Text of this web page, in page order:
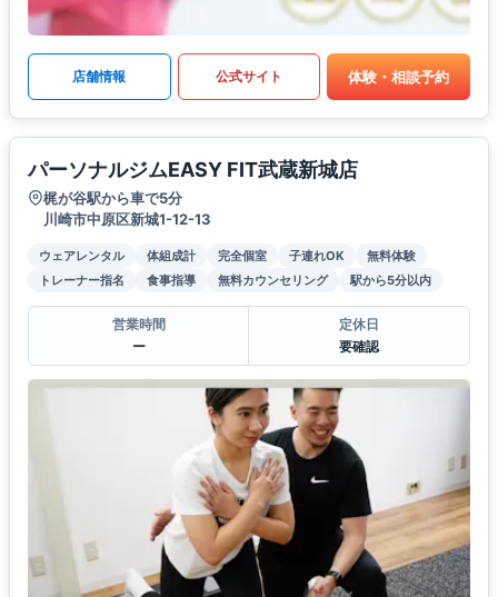
店舗情報 公式サイト 体験・相談予約
パーソナルジムEASY FIT武蔵新城店
梶が谷駅から車で5分
川崎市中原区新城1-12-13
ウェアレンタル 体組成計 完全個室 子連れOK
無料体験
トレーナー指名
食事指導 無料カウンセリング 駅から5分以内
営業時間
ー
定休日
要確認